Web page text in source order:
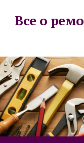
Все о